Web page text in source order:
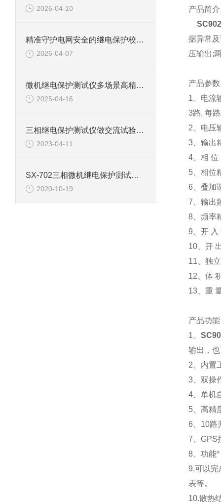
2026-04-10
精准守护电网安全的继电保护校验仪
2026-04-07
微机继电保护测试仪多场景高精度保护的智能化实现与技术解析
2025-04-16
三相继电保护测试仪做交流试验测试的使用方法
2023-04-11
SX-702三相微机继电保护测试仪如何操作使用
2020-10-19
产品简
据异常
压输出;
产品参
1、电流
3路, 每
2、电压
3、输出
4、相 位
5、相位
6、叠加
7、输出
8、频率
9、开 入
10、开
11、独
12、体
13、重
产品功
1、
输出，
2、内置
3、双操
4、单机
5、高精
6、10路
7、GPS
8、功能
9.可以完
表等。
10.散热